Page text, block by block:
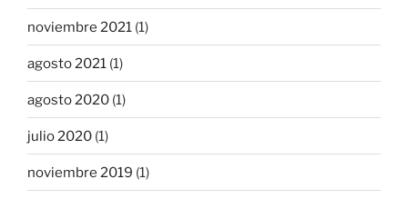
noviembre 2021 (1)
agosto 2021 (1)
agosto 2020 (1)
julio 2020 (1)
noviembre 2019 (1)